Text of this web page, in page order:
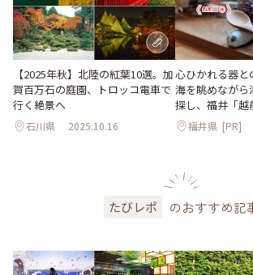
【2025年秋】北陸の紅葉10選。加
賀百万石の庭園、トロッコ電車で
行く絶景へ
石川県 2025.10.16
心ひかれる器
海を眺めながら
探し、福井「越
福井県 [PR]
たびレポ のおすすめ記